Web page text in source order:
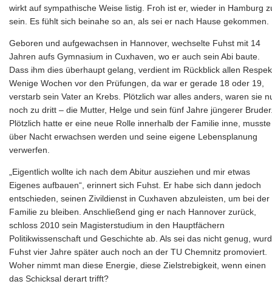
wirkt auf sympathische Weise listig. Froh ist er, wieder in Hamburg
sein. Es fühlt sich beinahe so an, als sei er nach Hause gekommen.
Geboren und aufgewachsen in Hannover, wechselte Fuhst mit 14
Jahren aufs Gymnasium in Cuxhaven, wo er auch sein Abi baute.
Dass ihm dies überhaupt gelang, verdient im Rückblick allen
Wenige Wochen vor den Prüfungen, da war er gerade 18 oder 19,
verstarb sein Vater an Krebs. Plötzlich war alles anders, waren sie
noch zu dritt – die Mutter, Helge und sein fünf Jahre jüngerer
Plötzlich hatte er eine neue Rolle innerhalb der Familie inne, musste
über Nacht erwachsen werden und seine eigene Lebensplanung
verwerfen.
„Eigentlich wollte ich nach dem Abitur ausziehen und mir etwas
Eigenes aufbauen“, erinnert sich Fuhst. Er habe sich dann jedoch
entschieden, seinen Zivildienst in Cuxhaven abzuleisten, um bei der
Familie zu bleiben. Anschließend ging er nach Hannover zurück,
schloss 2010 sein Magisterstudium in den Hauptfächern
Politikwissenschaft und Geschichte ab. Als sei das nicht genug,
Fuhst vier Jahre später auch noch an der TU Chemnitz promoviert.
Woher nimmt man diese Energie, diese Zielstrebigkeit, wenn einen
das Schicksal derart trifft?